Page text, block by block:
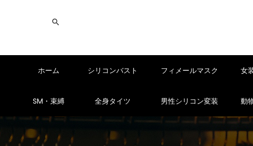
ホーム シリコンバスト フィメールマスク 女
SM・束縛 全身タイツ 男性シリコン変装 動